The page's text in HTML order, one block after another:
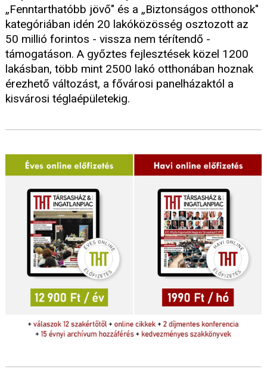
„Fenntarthatóbb jövő" és a „Biztonságos otthonok"
kategóriában idén 20 lakóközösség osztozott az
50 millió forintos - vissza nem térítendő -
támogatáson. A győztes fejlesztések közel 1200
lakásban, több mint 2500 lakó otthonában hoznak
érezhető változást, a fővárosi panelházaktól a
kisvárosi téglaépületekig.